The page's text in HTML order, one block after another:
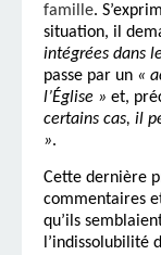
famille.
situation, il
intégrées dans
passe par un «
l’Église » et,
certains cas, il
».
Cette dernière
commentaires
qu’ils
l’indissolubilité